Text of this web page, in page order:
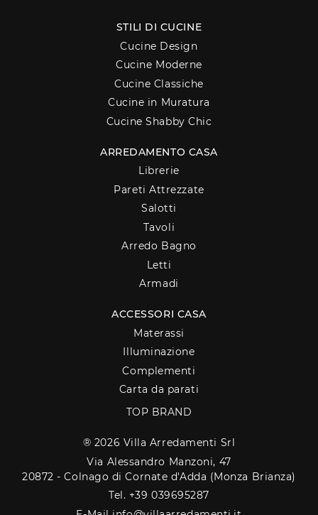
STILI DI CUCINE
Cucine Design
Cucine Moderne
Cucine Classiche
Cucine in Muratura
Cucine Shabby Chic
ARREDAMENTO CASA
Librerie
Pareti Attrezzate
Salotti
Tavoli
Arredo Bagno
Letti
Armadi
ACCESSORI CASA
Materassi
Illuminazione
Complementi
Carta da parati
TOP BRAND
® 2026 Villa Arredamenti Srl
Via Alessandro Manzoni, 47
20872 - Colnago di Cornate d'Adda (Monza Brianza)
Tel. +39 039695287